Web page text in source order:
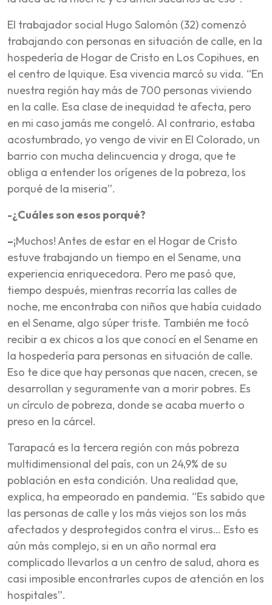
El trabajador social Hugo Salomón (32) comenzó
trabajando con personas en situación de calle, en la
hospedería de Hogar de Cristo en Los Copihues, en
el centro de Iquique. Esa vivencia marcó su vida. “En
nuestra región hay más de 700 personas viviendo
en la calle. Esa clase de inequidad te afecta, pero
en mi caso jamás me congeló. Al contrario, estaba
acostumbrado, yo vengo de vivir en El Colorado, un
barrio con mucha delincuencia y droga, que te
obliga a entender los orígenes de la pobreza, los
porqué de la miseria”.
-¿Cuáles son esos porqué?
–¡Muchos! Antes de estar en el Hogar de Cristo
estuve trabajando un tiempo en el Sename, una
experiencia enriquecedora. Pero me pasó que,
tiempo después, mientras recorría las calles de
noche, me encontraba con niños que había cuidado
en el Sename, algo súper triste. También me tocó
recibir a ex chicos a los que conocí en el Sename en
la hospedería para personas en situación de calle.
Eso te dice que hay personas que nacen, crecen, se
desarrollan y seguramente van a morir pobres. Es
un círculo de pobreza, donde se acaba muerto o
preso en la cárcel.
Tarapacá es la tercera región con más pobreza
multidimensional del país, con un 24,9% de su
población en esta condición. Una realidad que,
explica, ha empeorado en pandemia. “Es sabido que
las personas de calle y los más viejos son los más
afectados y desprotegidos contra el virus… Esto es
aún más complejo, si en un año normal era
complicado llevarlos a un centro de salud, ahora es
casi imposible encontrarles cupos de atención en los
hospitales”.